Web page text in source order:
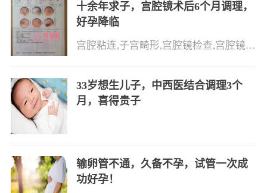
十余年求子，宫腔镜术后6个月调理，
好孕降临
宫腔粘连,子宫畸形,宫腔镜检查,宫腔镜手术
33岁想生儿子，中西医结合调理3个
月，喜得贵子
输卵管不通，久备不孕，试管一次成
功好孕！